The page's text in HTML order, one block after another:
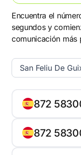
Encuentra el
segundos y
comunicación más
872
872